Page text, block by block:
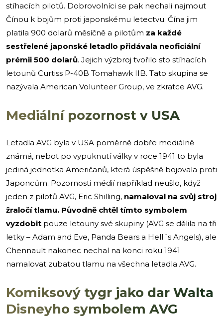
stíhacích pilotů. Dobrovolníci se pak nechali najmout
Čínou k bojům proti japonskému letectvu. Čína jim
platila 900 dolarů měsíčně a pilotům za každé
sestřelené japonské letadlo přidávala neoficiální
prémii 500 dolarů. Jejich výzbroj tvořilo sto stíhacích
letounů Curtiss P-40B Tomahawk IIB. Tato skupina se
nazývala American Volunteer Group, ve zkratce AVG.
Mediální pozornost v USA
Letadla AVG byla v USA poměrně dobře mediálně
známá, neboť po vypuknutí války v roce 1941 to byla
jediná jednotka Američanů, která úspěšně bojovala proti
Japoncům. Pozornosti médií například neušlo, když
jeden z pilotů AVG, Eric Shilling, namaloval na svůj stroj
žraločí tlamu. Původně chtěl tímto symbolem
vyzdobit pouze letouny své skupiny (AVG se dělila na tři
letky – Adam and Eve, Panda Bears a Hell´s Angels), ale
Chennault nakonec nechal na konci roku 1941
namalovat zubatou tlamu na všechna letadla AVG.
Komiksový tygr jako dar Walta
Disneyho symbolem AVG